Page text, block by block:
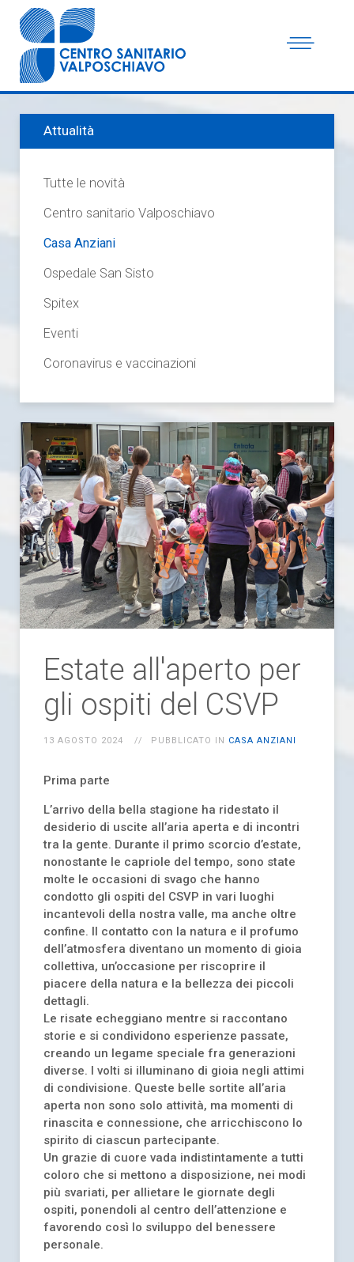
Estate all'aperto per
gli ospiti del CSVP
13 AGOSTO 2024 PUBBLICATO IN CASA ANZIANI
Prima parte
L’arrivo della bella stagione ha ridestato il
desiderio di uscite all’aria aperta e di incontri
tra la gente. Durante il primo scorcio d’estate,
nonostante le capriole del tempo, sono state
molte le occasioni di svago che hanno
condotto gli ospiti del CSVP in vari luoghi
incantevoli della nostra valle, ma anche oltre
confine. Il contatto con la natura e il profumo
dell’atmosfera diventano un momento di gioia
collettiva, un’occasione per riscoprire il
piacere della natura e la bellezza dei piccoli
dettagli.
Le risate echeggiano mentre si raccontano
storie e si condividono esperienze passate,
creando un legame speciale fra generazioni
diverse. I volti si illuminano di gioia negli attimi
di condivisione. Queste belle sortite all’aria
aperta non sono solo attività, ma momenti di
rinascita e connessione, che arricchiscono lo
spirito di ciascun partecipante.
Un grazie di cuore vada indistintamente a tutti
coloro che si mettono a disposizione, nei modi
più svariati, per allietare le giornate degli
ospiti, ponendoli al centro dell’attenzione e
favorendo così lo sviluppo del benessere
personale.
Attualità
Tutte le novità
Centro sanitario Valposchiavo
Casa Anziani
Ospedale San Sisto
Spitex
Eventi
Coronavirus e vaccinazioni